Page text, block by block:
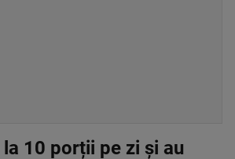
10 porții pe zi și au